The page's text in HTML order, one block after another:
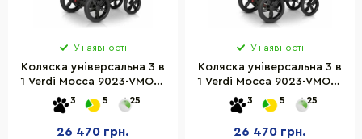
У наявності
Коляска універсальна 3 в
1 Verdi Mocca 9023-VMOC-
11 графіт-аплікація
3 5 25
26 470 грн.
У наявності
Коляска універсальна 3 в
1 Verdi Mocca 9023-VMOC-
12 графіт-аплікація
3 5 25
26 470 грн.